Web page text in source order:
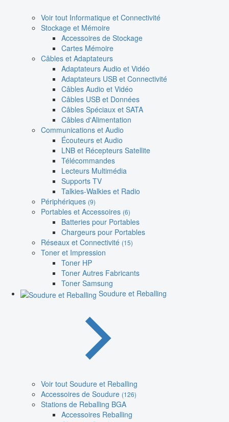
Voir tout Informatique et Connectivité
Stockage et Mémoire
Accessoires de Stockage
Cartes Mémoire
Câbles et Adaptateurs
Adaptateurs Audio et Vidéo
Adaptateurs USB et Connectivité
Câbles Audio et Vidéo
Câbles USB et Données
Câbles Spéciaux et SATA
Câbles d'Alimentation
Communications et Audio
Écouteurs et Audio
LNB et Récepteurs Satellite
Télécommandes
Lecteurs Multimédia
Supports TV
Talkies-Walkies et Radio
Périphériques (9)
Portables et Accessoires (6)
Batteries pour Portables
Chargeurs pour Portables
Réseaux et Connectivité (15)
Toner et Impression
Toner HP
Toner Autres Fabricants
Toner Samsung
Soudure et Reballing
Voir tout Soudure et Reballing
Accessoires de Soudure (126)
Stations de Reballing BGA
Accessoires Reballing